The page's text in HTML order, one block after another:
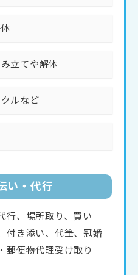
立てや解体
ルなど
い・代行
行、場所取り、買い
付き添い、代筆、冠婚
郵便物代理受け取り